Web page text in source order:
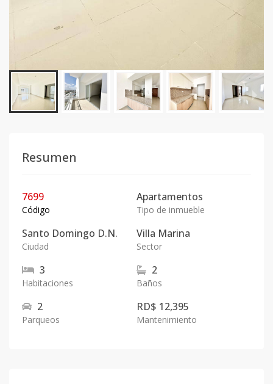
Resumen
7699
Código
Apartamentos
Tipo de inmueble
Santo Domingo D.N.
Ciudad
Villa Marina
Sector
3
Habitaciones
2
Baños
2
Parqueos
RD$ 12,395
Mantenimiento